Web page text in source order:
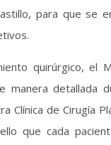
para que se
quirúrgico, el
manera detallada
Clínica de Cirugía
que cada